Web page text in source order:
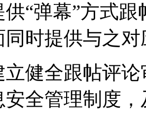
供“弹幕”方式
同时提供与之
立健全跟帖评
安全管理制度